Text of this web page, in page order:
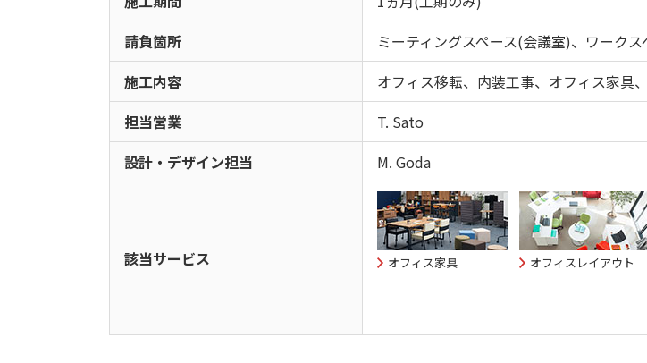
請負箇所
ミーティングスペース(会議室)、ワーク
施工内容
オフィス移転、内装工事、オフィス家具
担当営業
T. Sato
設計・デザイン担当
M. Goda
該当サービス オフィス家具 オフィスレイアウト